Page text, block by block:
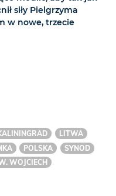
siły Pielgrzyma
w nowe, trzecie
LITWA
POLSKA
SYNOD
WOJCIECH